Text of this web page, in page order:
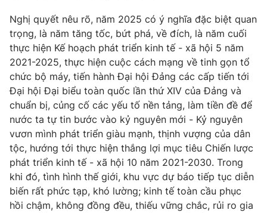
Phim VTV
Hậu trường
Nhân vật
Khán giả
Giải sao mai
Giải trí
Điện ảnh
Âm nhạc
Sao
Đời sống
Du lịch
Làm đẹp
Chất lượng cuộc sống
Giáo dục
Tuyển sinh
Học trực tuyến
Công nghệ
Hitech Công nghệ tương lai
Sản phẩm
Thị trường
Giao lưu trực tuyến
Lịch phát sóng
Nghị quyết nêu rõ, năm 2025 có ý nghĩa đặc biệt quan
trọng, là năm tăng tốc, bứt phá, về đích, là năm cuối
thực hiện Kế hoạch phát triển kinh tế - xã hội 5 năm
2021-2025, thực hiện cuộc cách mạng về tinh gọn tổ
chức bộ máy, tiến hành Đại hội Đảng các cấp tiến tới
Đại hội Đại biểu toàn quốc lần thứ XIV của Đảng và
chuẩn bị, củng cố các yếu tố nền tảng, làm tiền đề để
nước ta tự tin bước vào kỷ nguyên mới - Kỷ nguyên
vươn mình phát triển giàu mạnh, thịnh vượng của dân
tộc, hướng tới thực hiện thắng lợi mục tiêu Chiến lược
phát triển kinh tế - xã hội 10 năm 2021-2030. Trong
khi đó, tình hình thế giới, khu vực dự báo tiếp tục diễn
biến rất phức tạp, khó lường; kinh tế toàn cầu phục
hồi chậm, không đồng đều, thiếu vững chắc, rủi ro gia